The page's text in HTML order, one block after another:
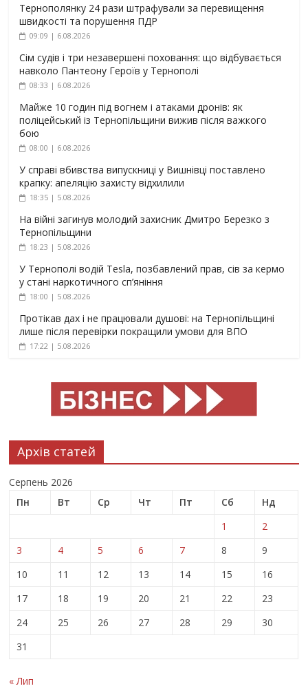
Тернополянку 24 рази штрафували за перевищення
швидкості та порушення ПДР
09:09 | 6.08.2026
Сім судів і три незавершені поховання: що відбувається
навколо Пантеону Героїв у Тернополі
08:33 | 6.08.2026
Майже 10 годин під вогнем і атаками дронів: як
поліцейський із Тернопільщини вижив після важкого
бою
08:00 | 6.08.2026
У справі вбивства випускниці у Вишнівці поставлено
крапку: апеляцію захисту відхилили
18:35 | 5.08.2026
На війні загинув молодий захисник Дмитро Березко з
Тернопільщини
18:23 | 5.08.2026
У Тернополі водій Tesla, позбавлений прав, сів за кермо
у стані наркотичного сп’яніння
18:00 | 5.08.2026
Протікав дах і не працювали душові: на Тернопільщині
лише після перевірки покращили умови для ВПО
17:22 | 5.08.2026
Архів статей
Серпень 2026
Пн
Вт Ср Чт Пт Сб
Нд
1
2
3
4 5 6 7 8
9
10
11 12 13 14 15
16
17
18 19 20 21 22
23
24
25 26 27 28 29
30
31
« Лип